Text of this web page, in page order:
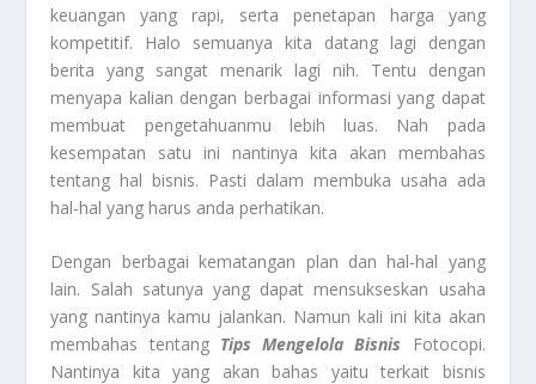
keuangan yang rapi, serta penetapan harga yang
kompetitif. Halo semuanya kita datang lagi dengan
berita yang sangat menarik lagi nih. Tentu dengan
menyapa kalian dengan berbagai informasi yang dapat
membuat pengetahuanmu lebih luas. Nah pada
kesempatan satu ini nantinya kita akan membahas
tentang hal bisnis. Pasti dalam membuka usaha ada
hal-hal yang harus anda perhatikan.
Dengan berbagai kematangan plan dan hal-hal yang
lain. Salah satunya yang dapat mensukseskan usaha
yang nantinya kamu jalankan. Namun kali ini kita akan
membahas tentang Tips Mengelola Bisnis
Fotocopi.
Nantinya kita yang akan bahas yaitu terkait bisnis